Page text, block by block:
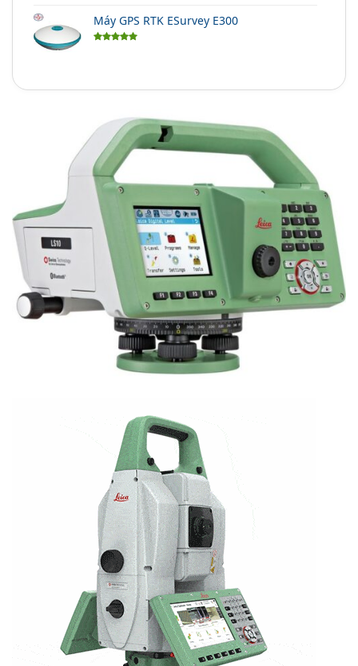
là:
tại
Máy GPS RTK ESurvey E300